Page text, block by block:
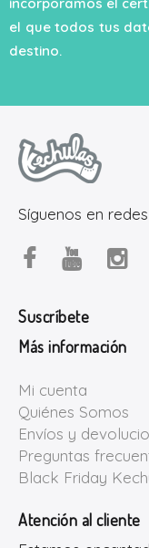
el que todos tus
destino.
Síguenos en
Suscríbete
Más información
Mi cuenta
Quiénes Somos
Envíos y
Preguntas
Black Friday
Atención al cliente